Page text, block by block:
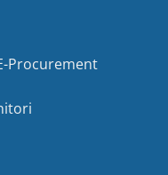
Procurement